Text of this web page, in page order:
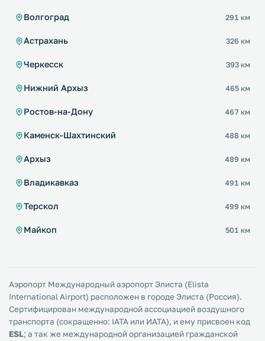
Волгоград 291 км
Астрахань 326 км
Черкесск 393 км
Нижний Архыз 465 км
Ростов-на-Дону 467 км
Каменск-Шахтинский 488 км
Архыз 489 км
Владикавказ 491 км
Терскол 499 км
Майкоп 501 км
Аэропорт Международный аэропорт Элиста (Elista
International Airport) расположен в городе Элиста (Россия).
Сертифицирован международной ассоциацией воздушного
транспорта (сокращенно: IATA или ИАТА), и ему присвоен код
ESL; а так же международной организацией гражданской